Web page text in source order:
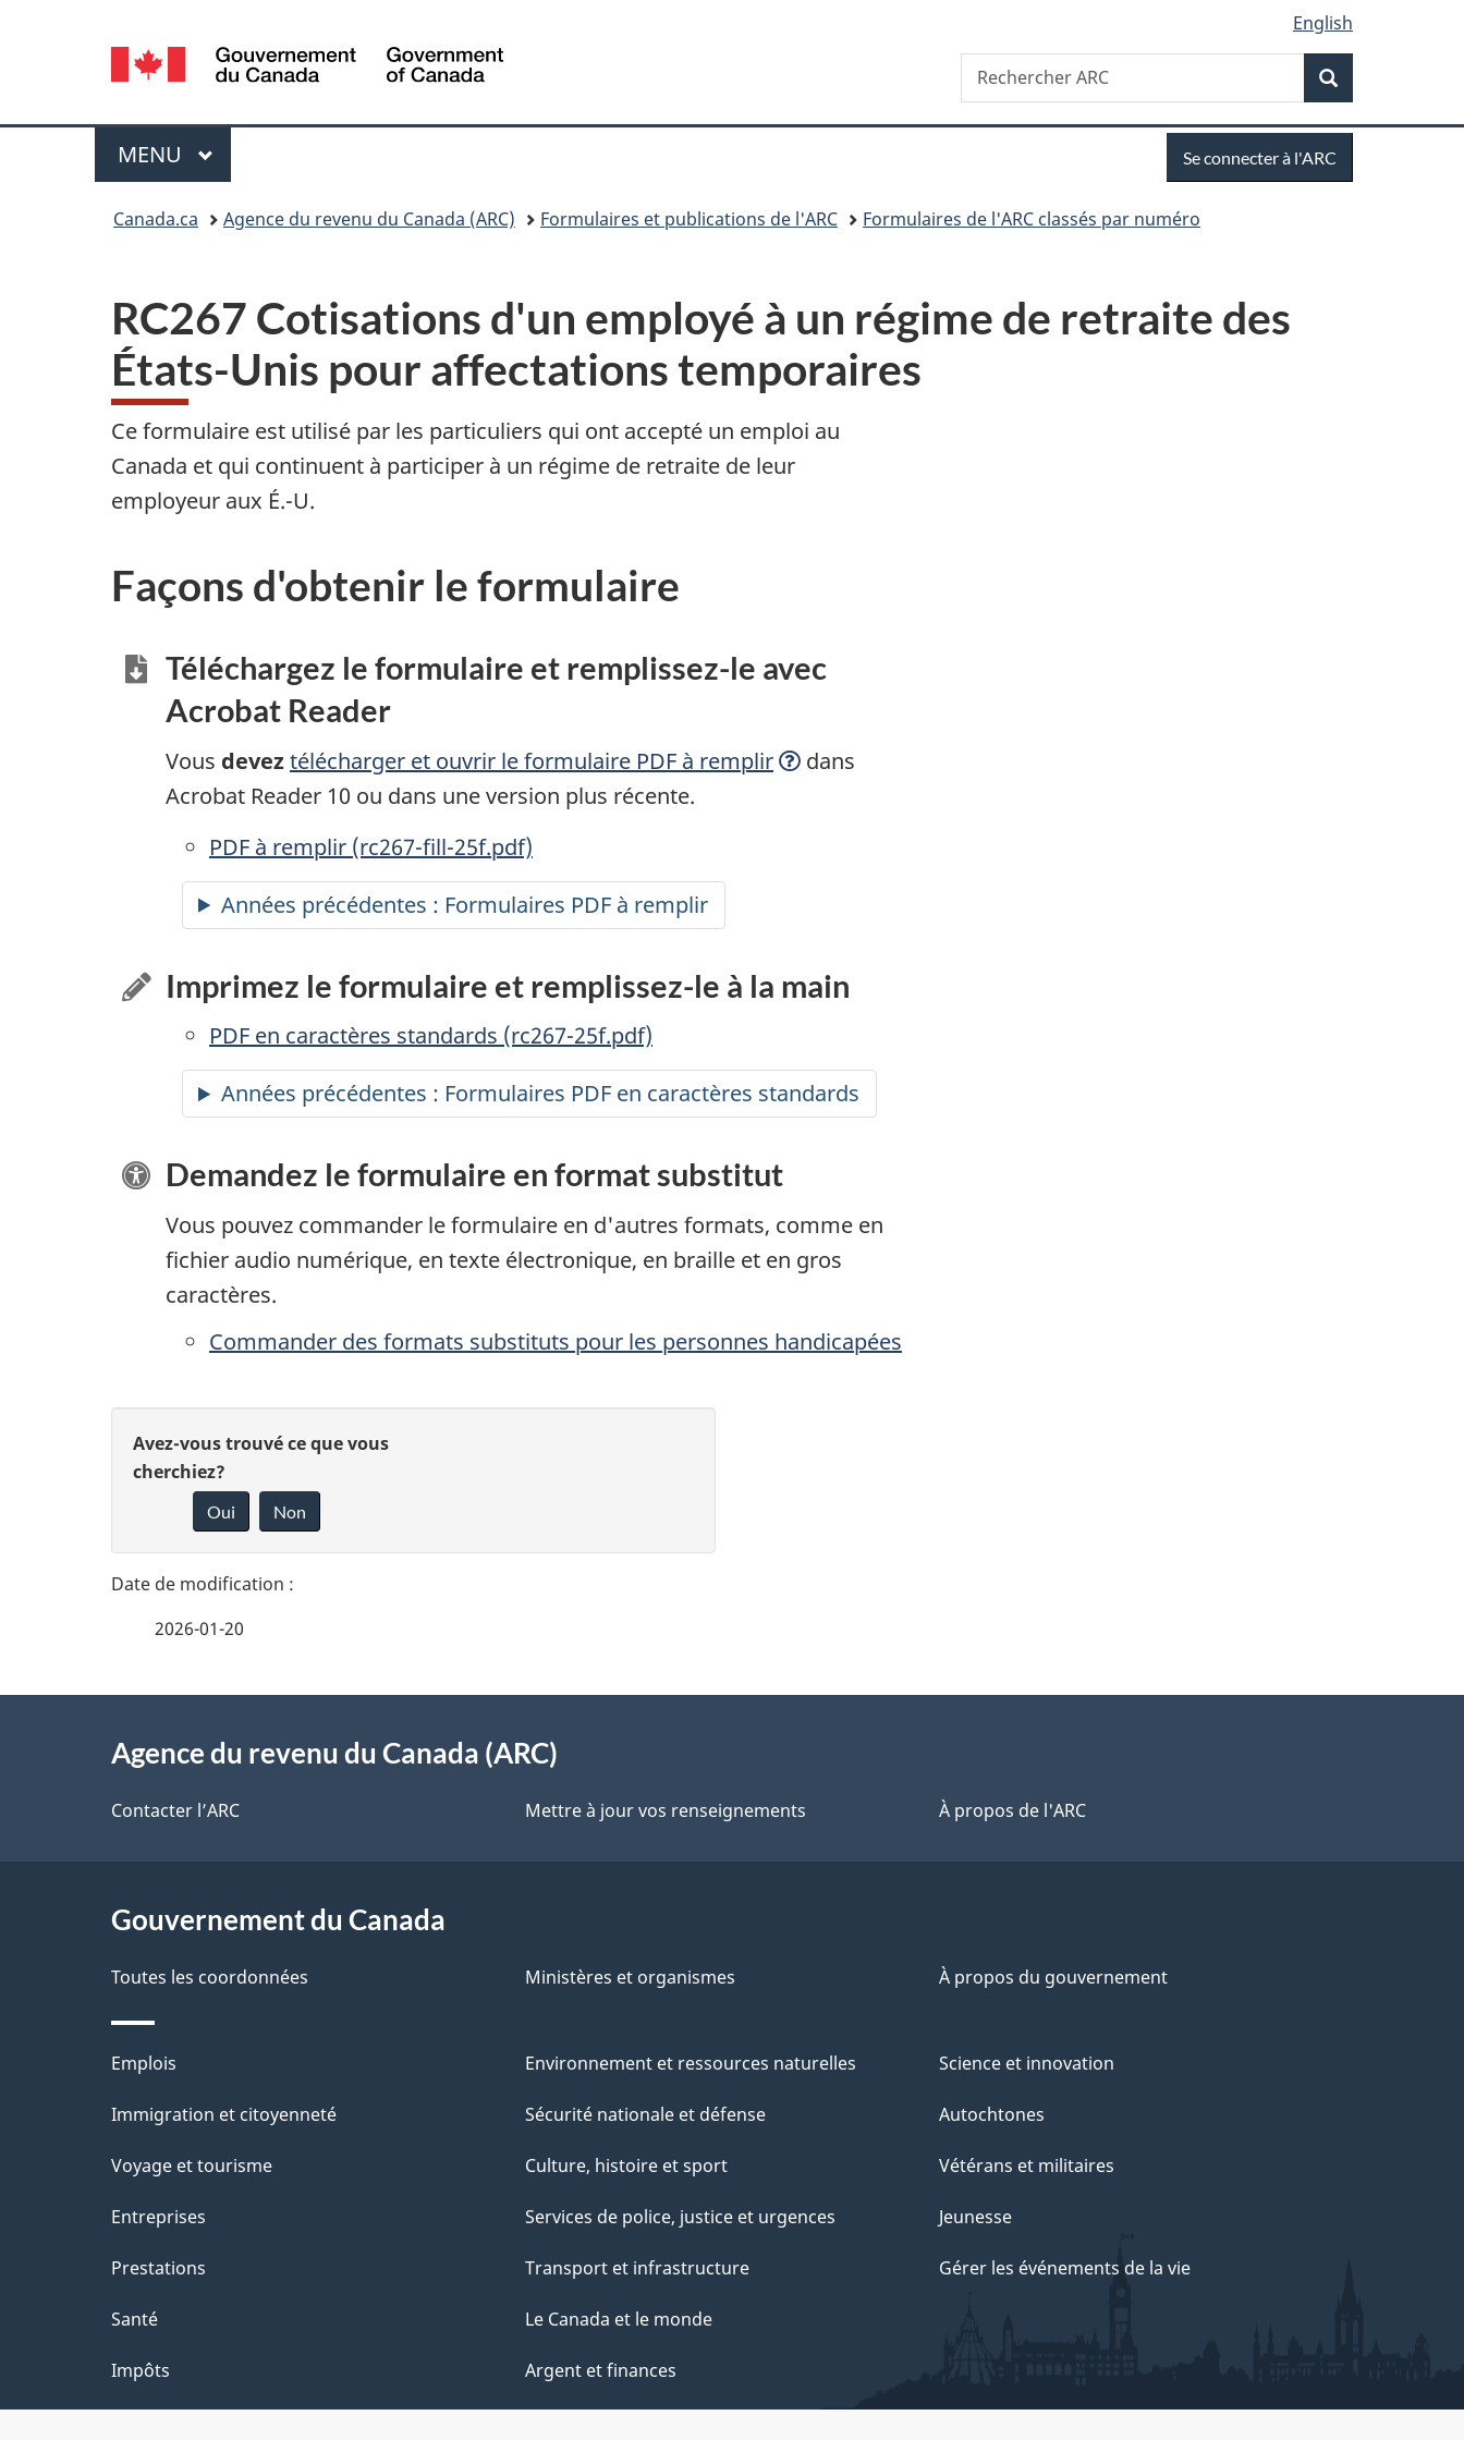
sujet
HTML
Sélection
de
la
langue
English
Canada
Recherche
Rechercher
ARC
Menu
MENU PRINCIPAL
connecter
Se connecter à l'ARC
Canada.ca Agence du revenu du Canada (ARC) Formulaires et publications de l'ARC Formulaires de l'ARC classés par numéro
RC267 Cotisations d'un employé à un régime de retraite des
États-Unis pour affectations temporaires
Ce formulaire est utilisé par les particuliers qui ont accepté un emploi au
Canada et qui continuent à participer à un régime de retraite de leur
employeur aux É.-U.
Façons d'obtenir le formulaire
Téléchargez le formulaire et remplissez-le avec
Acrobat Reader
Vous deveztélécharger et ouvrir le formulaire PDF à remplir
dans
Acrobat Reader 10 ou dans une version plus récente.
PDF à remplir accessibles
(rc267-fill-25f.pdf)
Années précédentes : Formulaires PDF à rempliraccessibles
Imprimez le formulaire et remplissez-le à la main
PDF en caractères standards (rc267-25f.pdf)
Années précédentes : Formulaires PDF en caractères standards
Demandez le formulaire en format substitut
Vous pouvez commander le formulaire en d'autres formats, comme en
fichier audio numérique, en texte électronique, en braille et en gros
caractères.
Commander des formats substituts pour les personnes handicapées
D
é
a
l
s
d
a
p
a
g
e
D
n
v
o
r
o
a
c
t
i
s
Avez-vous trouvé ce que vous
cherchiez?
Oui Non
2026-01-20
proposAgence du revenu du Canada (ARC)
Contacter l’ARC Mettre à jour vos renseignements À propos de l'ARC
Gouvernement du Canada
Toutes les coordonnées Ministères et organismes À propos du gouvernement
Thèmes
et
Emplois
Immigration et citoyenneté
Voyage et tourisme
Entreprises
Prestations
Santé
Impôts
Environnement et ressources naturelles
Sécurité nationale et défense
Culture, histoire et sport
Services de police, justice et urgences
Transport et infrastructure
Le Canada et le monde
Argent et finances
Science et innovation
Autochtones
Vétérans et militaires
Jeunesse
Gérer les événements de la vie